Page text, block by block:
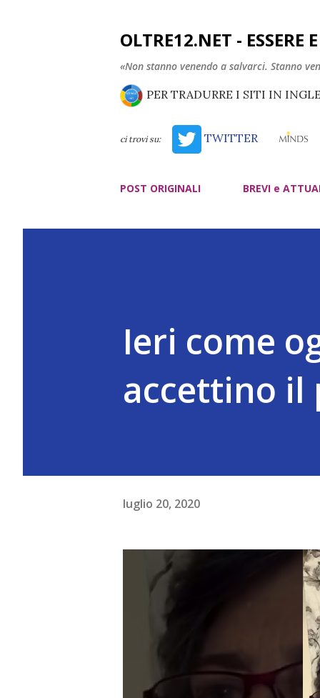
OLTRE12.NET - ESSERE
«Non stanno venendo a salvarci. Stanno
PER TRADURRE I SITI IN
ci trovi su: TWITTER
POST ORIGINALI BREVI e
Ieri come
accettino il
luglio 20, 2020